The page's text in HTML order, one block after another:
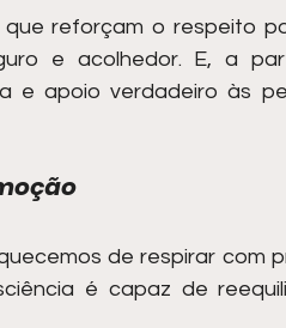
reforçam o respeito
e acolhedor. E, a
e apoio verdadeiro às
de respirar com
é capaz de